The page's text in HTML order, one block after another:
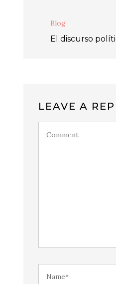
Blog
El discurso
LEAVE A